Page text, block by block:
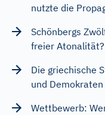
nutzte die
Schönbergs
freier Atonalität?
Die griechische
und Demokraten
Wettbewerb: